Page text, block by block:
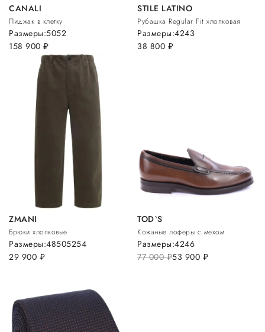
CANALI
Пиджак в клетку
158 900 руб.
Размеры:5052
STILE LATINO
Рубашка Regular Fit хлопковая
38 800 руб.
Размеры:4243
ZMANI
Брюки хлопковые
29 900 руб.
Размеры:48505254
TOD`S
Кожаные лоферы с мехом
77 000руб.53 900 руб.
Размеры:4246